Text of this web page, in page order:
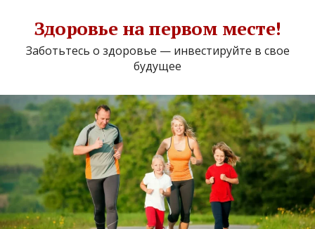
Здоровье на первом месте!
Заботьтесь о здоровье — инвестируйте в свое
будущее